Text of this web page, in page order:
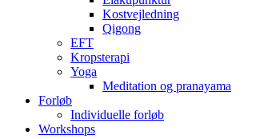
Kostvejledning
Qigong
EFT
Kropsterapi
Yoga
Meditation og pranayama
Forløb
Individuelle forløb
Workshops